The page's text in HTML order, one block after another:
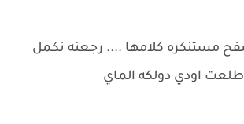
صفح مستنكره كلامها .... رجعنه نكمل
اودي دولكه الماي